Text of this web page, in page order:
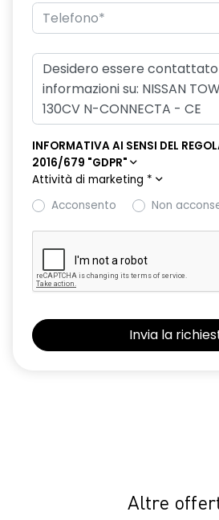
INFORMATIVA AI SENSI DEL
2016/679 "GDPR"
Attività di marketing *
Acconsento
Non
Altre